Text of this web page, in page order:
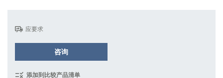
应要求
咨询
添加到比较产品清单